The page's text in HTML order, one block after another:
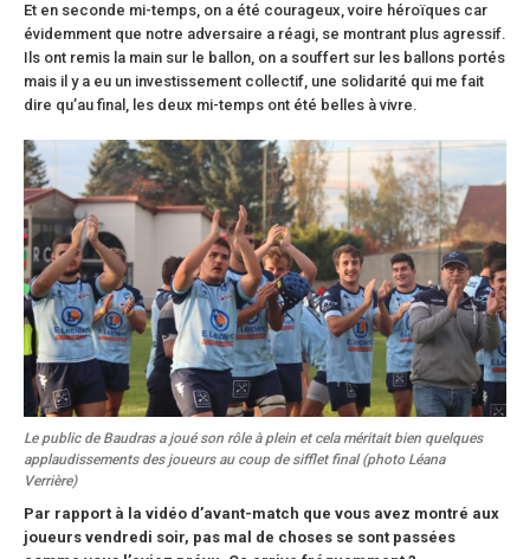
Et en seconde mi-temps, on a été courageux, voire héroïques car
évidemment que notre adversaire a réagi, se montrant plus agressif.
Ils ont remis la main sur le ballon, on a souffert sur les ballons portés
mais il y a eu un investissement collectif, une solidarité qui me fait
dire qu’au final, les deux mi-temps ont été belles à vivre.
Le public de Baudras a joué son rôle à plein et cela méritait bien quelques
applaudissements des joueurs au coup de sifflet final (photo Léana
Verrière)
Par rapport à la vidéo d’avant-match que vous avez montré aux
joueurs vendredi soir, pas mal de choses se sont passées